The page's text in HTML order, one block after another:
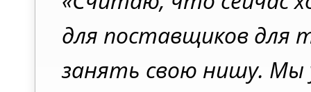
для поставщиков для
занять свою нишу. Мы